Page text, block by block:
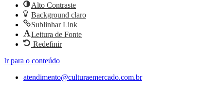
Alto Contraste
Background claro
Sublinhar Link
Leitura de Fonte
Redefinir
Ir para o conteúdo
atendimento@culturaemercado.com.br